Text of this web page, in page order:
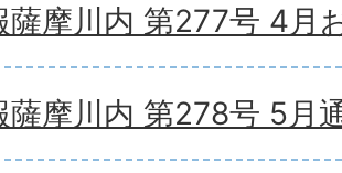
薩摩川内 第277号 4月
薩摩川内 第278号 5月